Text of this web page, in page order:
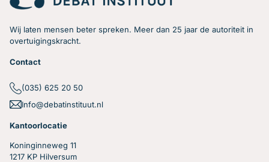
Hoe zorg je dat je
antwoord krijgt op jouw
vragen?
Wij laten mensen beter spreken. Meer dan 25 jaar de autoriteit in
overtuigingskracht.
Contact
(035) 625 20 50
Info@debatinstituut.nl
Kantoorlocatie
Koninginneweg 11
1217 KP Hilversum